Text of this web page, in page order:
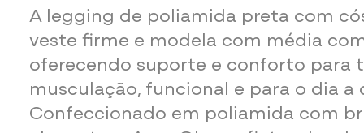
A legging de poliamida preta com
veste firme e modela com média
oferecendo suporte e conforto para
musculação, funcional e para o dia a
Confeccionado em poliamida com